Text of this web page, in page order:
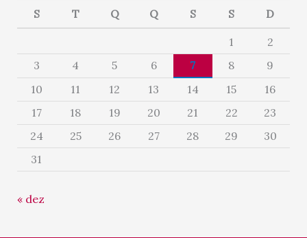
S T Q Q S S D
1
2
3
4 5 6 7 8
9
10
11 12 13 14 15
16
17
18 19 20 21 22
23
24
25 26 27 28 29
30
31
« dez